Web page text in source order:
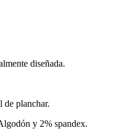
diseñada.
de planchar.
y 2% spandex.